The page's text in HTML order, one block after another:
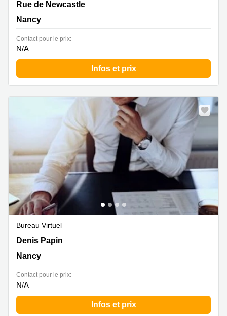
Rue de Newcastle 171, Nancy
Rue de Newcastle
Nancy
Contact pour le prix:
N/A
Infos et prix
Bureau Virtuel
870 rue Denis Papin, Nancy
Denis Papin
Nancy
Contact pour le prix:
N/A
Infos et prix